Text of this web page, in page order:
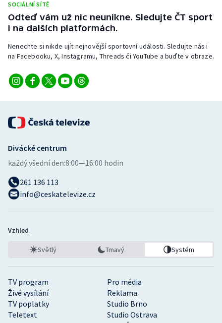
SOCIÁLNÍ SÍTĚ
Odteď vám už nic neunikne. Sledujte ČT sport
i na dalších platformách.
Nenechte si nikde ujít nejnovější sportovní události. Sledujte nás i
na Facebooku, X, Instagramu, Threads či YouTube a buďte v obraze.
TV program
Pro média
Živé vysílání
Reklama
TV poplatky
Studio Brno
Teletext
Studio Ostrava
Divácké centrum
každý všední den:8:00—16:00 hodin
261 136 113
info@ceskatelevize.cz
Vzhled
Světlý Tmavý Systém